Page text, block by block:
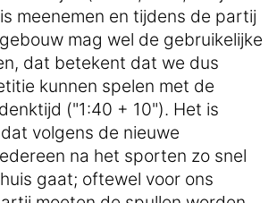
meenemen en tijdens de partij
mag wel de gebruikelijke
dat betekent dat we dus
kunnen spelen met de
("1:40 + 10"). Het is
volgens de nieuwe
na het sporten zo snel
gaat; oftewel voor ons